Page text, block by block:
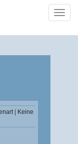
ein-/
|
Keine